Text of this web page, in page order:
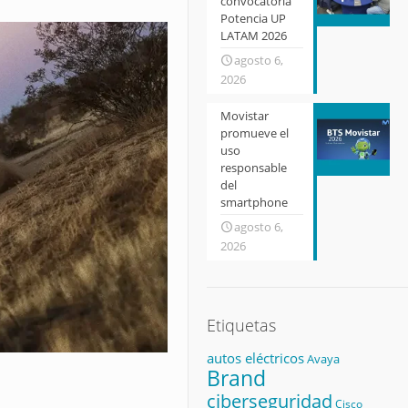
Potencia UP
LATAM 2026
agosto 6,
2026
Movistar
promueve el
uso
responsable
del
smartphone
agosto 6,
2026
Etiquetas
autos eléctricosAvaya
Brand
ciberseguridad Cisco